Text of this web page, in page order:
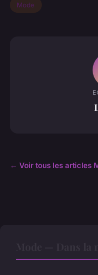
Mode
← Voir tous les articles